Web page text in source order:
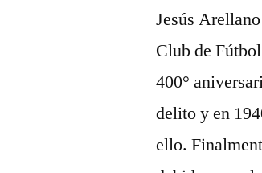
Jesús
Club de
400°
delito y en
ello.